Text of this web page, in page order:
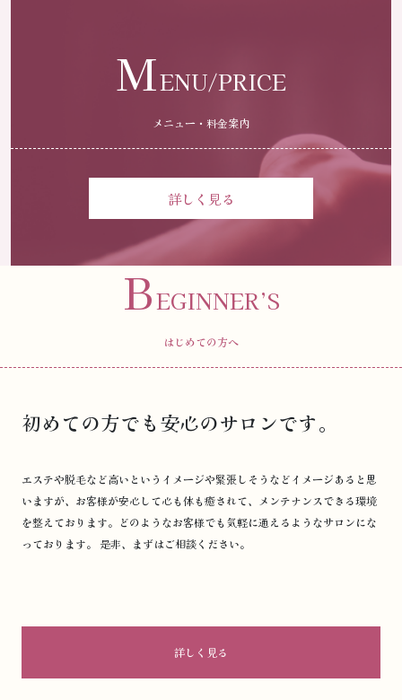
MENU/PRICE
メニュー・料金案内
詳しく見る
BEGINNER’S
はじめての方へ
初めての方でも安心のサロンです。
エステや脱毛など高いというイメージや緊張しそうなどイメージあると思
いますが、お客様が安心して心も体も癒されて、メンテナンスできる環境
を整えております。どのようなお客様でも気軽に通えるようなサロンにな
っております。 是非、まずはご相談ください。
詳しく見る